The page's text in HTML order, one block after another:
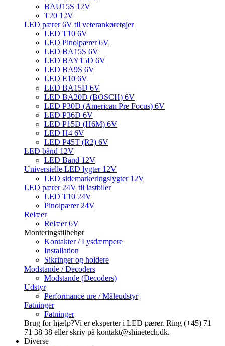
BAU15S 12V
T20 12V
LED pærer 6V til veterankøretøjer
LED T10 6V
LED Pinolpærer 6V
LED BA15S 6V
LED BAY15D 6V
LED BA9S 6V
LED E10 6V
LED BA15D 6V
LED BA20D (BOSCH) 6V
LED P30D (American Pre Focus) 6V
LED P36D 6V
LED P15D (H6M) 6V
LED H4 6V
LED P45T (R2) 6V
LED bånd 12V
LED Bånd 12V
Universielle LED lygter 12V
LED sidemarkeringslygter 12V
LED pærer 24V til lastbiler
LED T10 24V
Pinolpærer 24V
Relæer
Relæer 6V
Monteringstilbehør
Kontakter / Lysdæmpere
Installation
Sikringer og holdere
Modstande / Decoders
Modstande (Decoders)
Udstyr
Performance ure / Måleudstyr
Fatninger
Fatninger
Brug for hjælp?Vi er eksperter i LED pærer. Ring (+45) 71
71 38 38 eller skriv på kontakt@shinetech.dk.
Diverse